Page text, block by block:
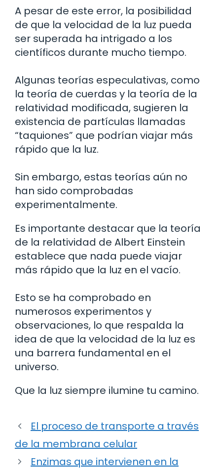
A pesar de este error, la posibilidad
de que la velocidad de la luz pueda
ser superada ha intrigado a los
científicos durante mucho tiempo.
Algunas teorías especulativas, como
la teoría de cuerdas y la teoría de la
relatividad modificada, sugieren la
existencia de partículas llamadas
“taquiones” que podrían viajar más
rápido que la luz.
Sin embargo, estas teorías aún no
han sido comprobadas
experimentalmente.
Es importante destacar que la teoría
de la relatividad de Albert Einstein
establece que nada puede viajar
más rápido que la luz en el vacío.
Esto se ha comprobado en
numerosos experimentos y
observaciones, lo que respalda la
idea de que la velocidad de la luz es
una barrera fundamental en el
universo.
Que la luz siempre ilumine tu camino.
El proceso de transporte a través
de la membrana celular
Enzimas que intervienen en la